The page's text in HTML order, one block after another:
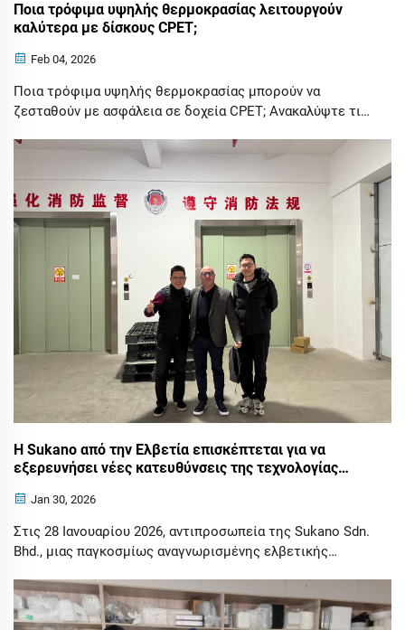
Ποια τρόφιμα υψηλής θερμοκρασίας λειτουργούν
καλύτερα με δίσκους CPET;
Feb 04, 2026
Ποια τρόφιμα υψηλής θερμοκρασίας μπορούν να
ζεσταθούν με ασφάλεια σε δοχεία CPET; Ανακαλύψτε τις
κατανάλωση γεύματα — καθώς και τους λόγους για τους
οποίους τα δοχεία CPET της Hengjiang, πιστοποιημένα
σύμφωνα με τις προδιαγραφές GMP, προσφέρουν
ασφάλεια, αντοχή και άριστη απόδοση στο φούρνο
μικροκυμάτων. Μάθετε περισσότερα.
Η Sukano από την Ελβετία επισκέπτεται για να
εξερευνήσει νέες κατευθύνσεις της τεχνολογίας
της πλαστικής βιομηχανίας
Jan 30, 2026
Στις 28 Ιανουαρίου 2026, αντιπροσωπεία της Sukano Sdn.
Bhd., μιας παγκοσμίως αναγνωρισμένης ελβετικής
σύνθετους παράγοντες, επισκέφθηκε την εταιρεία μας
για επιθεώρηση και ανταλλαγή απόψεων. Οι δύο πλευρές